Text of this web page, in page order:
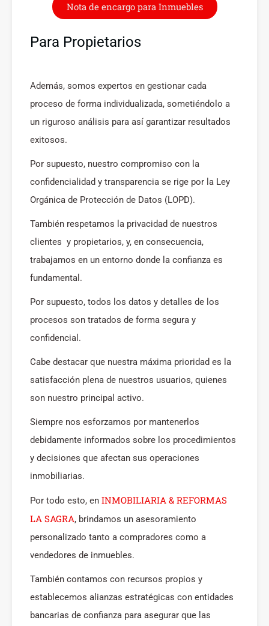
Nota de encargo para Inmuebles
Para Propietarios
Además, somos expertos en gestionar cada
proceso de forma individualizada, sometiéndolo a
un riguroso análisis para así garantizar resultados
exitosos.
Por supuesto, nuestro compromiso con la
confidencialidad y transparencia se rige por la Ley
Orgánica de Protección de Datos (LOPD).
También respetamos la privacidad de nuestros
clientes y propietarios, y, en consecuencia,
trabajamos en un entorno donde la confianza es
fundamental.
Por supuesto, todos los datos y detalles de los
procesos son tratados de forma segura y
confidencial.
Cabe destacar que nuestra máxima prioridad es la
satisfacción plena de nuestros usuarios, quienes
son nuestro principal activo.
Siempre nos esforzamos por mantenerlos
debidamente informados sobre los procedimientos
y decisiones que afectan sus operaciones
inmobiliarias.
Por todo esto, en INMOBILIARIA & REFORMAS
LA SAGRA, brindamos un asesoramiento
personalizado tanto a compradores como a
vendedores de inmuebles.
También contamos con recursos propios y
establecemos alianzas estratégicas con entidades
bancarias de confianza para asegurar que las